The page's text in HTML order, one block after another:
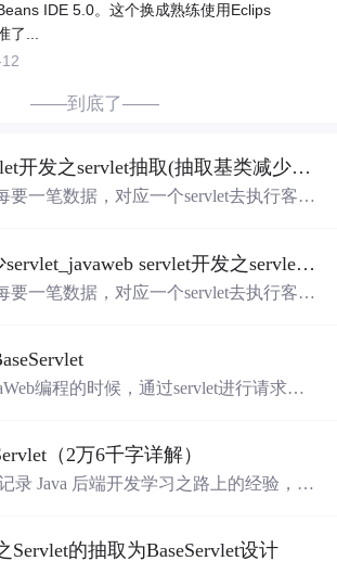
IDE 5.0。这个换成熟练使用Eclips
了...
——到底了——
javaweb servlet开发之servlet抽取(抽取基类减少servlet类数量)
要一笔数据，对应一个servlet去执行客户
多个和Product相关的servlet: productList,
等 我们可以将这些Servlet变成
java反射减少servlet_javaweb servlet开发之servlet抽取(抽取基类减少servlet类数量)
要一笔数据，对应一个servlet去执行客户
多个和Product相关的servlet: productList,
等我们可以将这些Servlet变成
编程的时候，通过servlet进行请求处
那么如何进行这些代码的抽取呢？ Java
很好的方法，那就是反射。你只需要将
BaseServlet的抽取 public abstra
（2万6千字详解）
录 Java 后端开发学习之路上的经验，并
力钻研，多思考勤动手，方能在编程道
Servlet的抽取为BaseServlet设计